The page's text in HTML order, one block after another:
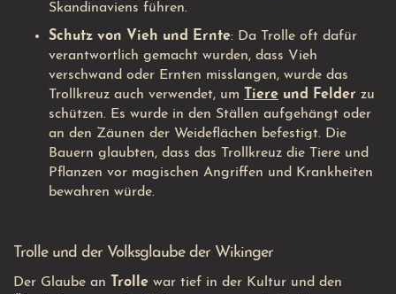
Skandinaviens führen.
Schutz von Vieh und Ernte: Da Trolle oft dafür
verantwortlich gemacht wurden, dass Vieh
verschwand oder Ernten misslangen, wurde das
Trollkreuz auch verwendet, um
Tiere und Felder zu
schützen. Es wurde in den Ställen aufgehängt oder
an den Zäunen der Weideflächen befestigt. Die
Bauern glaubten, dass das Trollkreuz die Tiere und
Pflanzen vor magischen Angriffen und Krankheiten
bewahren würde.
Trolle und der Volksglaube der Wikinger
Der Glaube an Trolle war tief in der Kultur und den